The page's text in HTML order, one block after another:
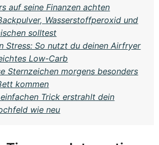
auf seine Finanzen achten
Wasserstoffperoxid und
solltest
Stress: So nutzt du deinen Airfryer
Low-Carb
Sternzeichen morgens besonders
kommen
Trick erstrahlt dein
wie neu